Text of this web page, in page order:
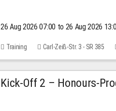
26 Aug 2026 07:00 to 26 Aug 2026
Training Carl-Zeiß-Str. 3 - SR 385
Kick-Off 2 – Honours-